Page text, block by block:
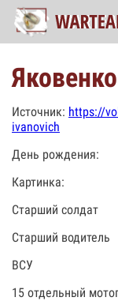
Источник: https://
ivanovich
День рождения:
Картинка:
Старший солдат
Старший водитель
ВСУ
15 отдельный